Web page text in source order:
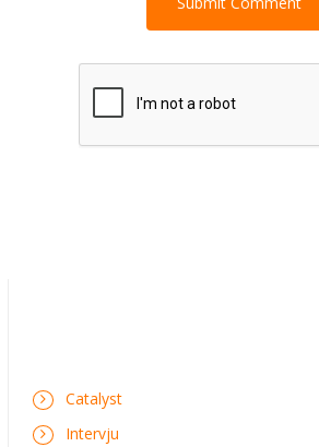
Catalyst
Intervju